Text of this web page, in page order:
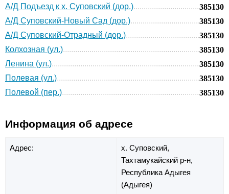
А/Д Подъезд к х. Суповский (дор.)
385130
А/Д Суповский-Новый Сад (дор.)
385130
А/Д Суповский-Отрадный (дор.)
385130
Колхозная (ул.)
385130
Ленина (ул.)
385130
Полевая (ул.)
385130
Полевой (пер.)
385130
Информация об адресе
Адрес:
х. Суповский,
Тахтамукайский р-н,
Республика Адыгея
(Адыгея)